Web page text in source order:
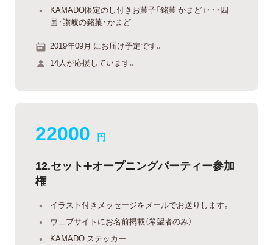
KAMADO限定のし付きお菓子「銘菓 かまど」・・・四
国・讃岐の銘菓・かまど
2019年09月 にお届け予定です。
14人が応援しています。
22000 円
12.セット➕オープニングパーティー参加
権
イラスト付きメッセージをメールでお送りします。
ウェブサイトにお名前掲載（希望者のみ）
KAMADO ステッカー